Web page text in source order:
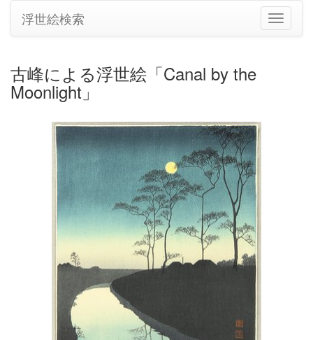
ナ
ビ
浮世絵検索
古峰による浮世絵「Canal by the
Moonlight」